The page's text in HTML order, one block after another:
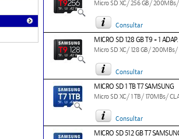
Micro SD XC/ 256 GB/ 200MBs/
Consultar
MICRO SD 128 GB T9 + 1
Micro SD XC/ 128 GB/ 200MBs/
Consultar
MICRO SD 1 TB T7 SAMSUNG
Micro SD XC/ 1 TB/ 170MBs/
Consultar
MICRO SD 512 GB T7